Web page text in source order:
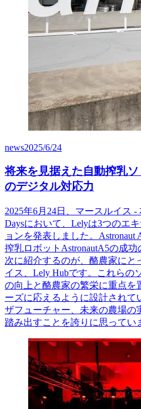
news2025/6/24
将来を見据えた自動搾乳
のデジタル対応力
2025年6月24日、マースルイス -
Daysにおいて、Lelyは3つのエ
ョンを発表しました。Astronaut
搾乳ロボットAstronautA5の成功
次に紹介するのが、酪農家に
イス、Lely Hubです。これらの
の向上と酪農家の繁栄に重点を
ーズに応えるように設計されて
ザフューチャー、未来の農場の
踏み出すことを誇りに思ってい